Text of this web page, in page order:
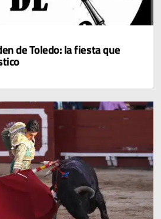
de Toledo: la fiesta que